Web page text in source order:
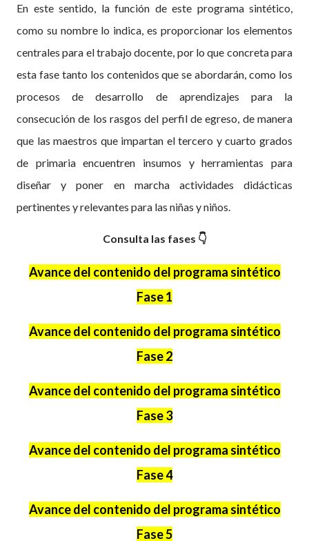
En este sentido, la función de este programa sintético,
como su nombre lo indica, es proporcionar los elementos
centrales para el trabajo docente, por lo que concreta para
esta fase tanto los contenidos que se abordarán, como los
procesos de desarrollo de aprendizajes para la
consecución de los rasgos del perfil de egreso, de manera
que las maestros que impartan el tercero y cuarto grados
de primaria encuentren insumos y herramientas para
diseñar y poner en marcha actividades didácticas
pertinentes y relevantes para las niñas y niños.
Consulta las fases 👇
Avance del contenido del programa sintético
Fase 1
Avance del contenido del programa sintético
Fase 2
Avance del contenido del programa sintético
Fase 3
Avance del contenido del programa sintético
Fase 4
Avance del contenido del programa sintético
Fase 5